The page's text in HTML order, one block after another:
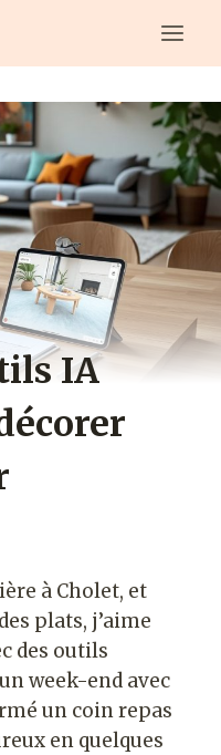
IA
à Cholet, et
plats, j’aime
des outils
week-end avec
un coin repas
en quelques